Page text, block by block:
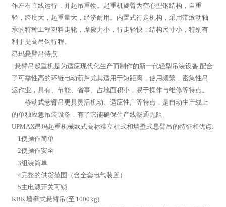
作左右直线运行，并起吊重物。起重机旋臂为空心型钢结构，自重
轻，跨度大，起重量大，经济耐用。内置式行走机构，采用带滚动轴
承的特种工程塑料走轮，摩擦力小，行走轻快；结构尺寸小，特别有
利于提高吊钩行程。
昂玛悬臂吊特点
悬臂吊起重机是为适应现代化生产而制作的新一代轻型吊装设备,配合
了可靠性高的环链电动葫芦尤其适用于短距离，使用频繁，密集性吊
运作业，具有、节能、省事、占地面积小，易于操作与维修等特点。
移动式悬臂吊更具灵活机动、适应性广等特点，是自动生产线上
的单独应急吊装设备，有了它能确保生产线畅通无阻。
UPMAX昂玛起重机械欧式高标准立柱式和墙壁式悬臂吊的特征和优点:
1使操作简单
2使操作安全
3组装简单
4完整的供货范围（含全套电气装置）
5主电源开关可锁
KBK 墙壁式悬臂吊 (至 1000 kg)